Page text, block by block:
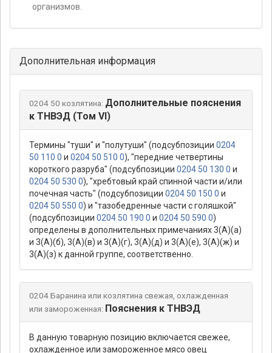
организмов.
Дополнительная информация
0204 50 козлятина: Дополнительные пояснения
к ТНВЭД (Том VI)
Термины "туши" и "полутуши" (подсубпозиции 0204
50 110 0 и 0204 50 510 0), "передние четвертины
короткого разруба" (подсубпозиции 0204 50 130 0 и
0204 50 530 0), "хребтовый край спинной части и/или
почечная часть" (подсубпозиции 0204 50 150 0 и
0204 50 550 0) и "тазобедренные части с голяшкой"
(подсубпозиции 0204 50 190 0 и 0204 50 590 0)
определены в дополнительных примечаниях 3(А)(а)
и 3(А)(б), 3(А)(в) и 3(А)(г), 3(А)(д) и 3(А)(е), 3(А)(ж) и
3(А)(з) к данной группе, соответственно.
0204 Баранина или козлятина свежая, охлажденная
или замороженная: Пояснения к ТНВЭД
В данную товарную позицию включается свежее,
охлажденное или замороженное мясо овец